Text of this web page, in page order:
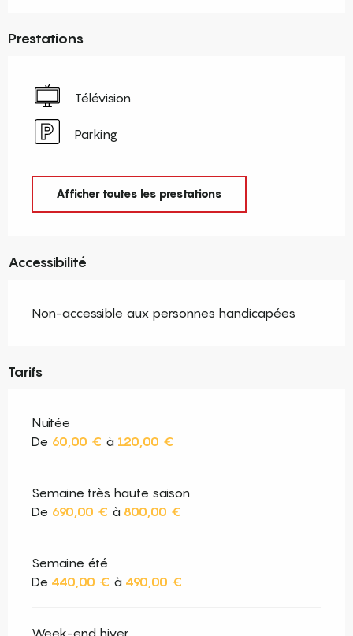
Prestations
Télévision
Parking
Afficher toutes les prestations
Accessibilité
Non-accessible aux personnes handicapées
Tarifs
Nuitée
De 60,00 € à 120,00 €
Semaine très haute saison
De 690,00 € à 800,00 €
Semaine été
De 440,00 € à 490,00 €
Week-end hiver